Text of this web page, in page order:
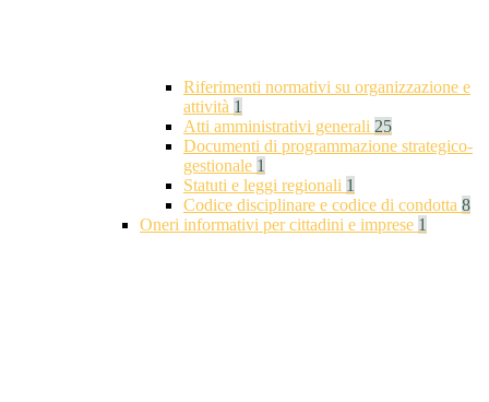
Riferimenti normativi su organizzazione e
attività 1
Atti amministrativi generali 25
Documenti di programmazione strategico-
gestionale 1
Statuti e leggi regionali 1
Codice disciplinare e codice di condotta 8
Oneri informativi per cittadini e imprese 1